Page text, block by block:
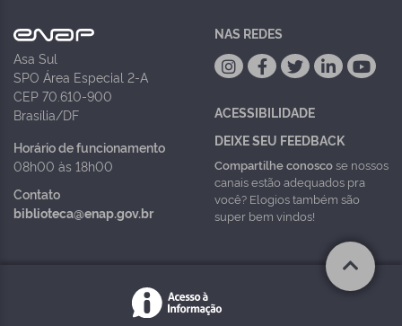
Asa Sul
SPO Área Especial 2-A
CEP 70.610-900
Brasília/DF
Horário de funcionamento
08h00 às 18h00
Contato
biblioteca@enap.gov.br
NAS REDES
ACESSIBILIDADE
DEIXE SEU FEEDBACK
Compartilhe conoscose nossos
canais estão adequados pra
você? Elogios também são
super bem vindos!